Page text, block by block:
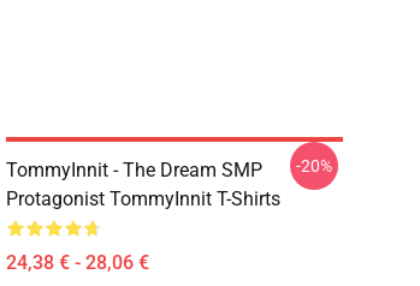
TommyInnit - The Dream SMP
Protagonist TommyInnit T-Shirts
24,38 € - 28,06 €
-20%